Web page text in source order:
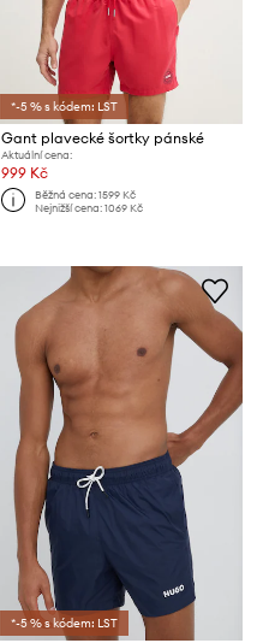
*-5 % s kódem: LST
Gant plavecké šortky pánské
Aktuální cena:
999 Kč
Běžná cena:1599 Kč
Nejnižší cena:1069 Kč
*-5 % s kódem: LST